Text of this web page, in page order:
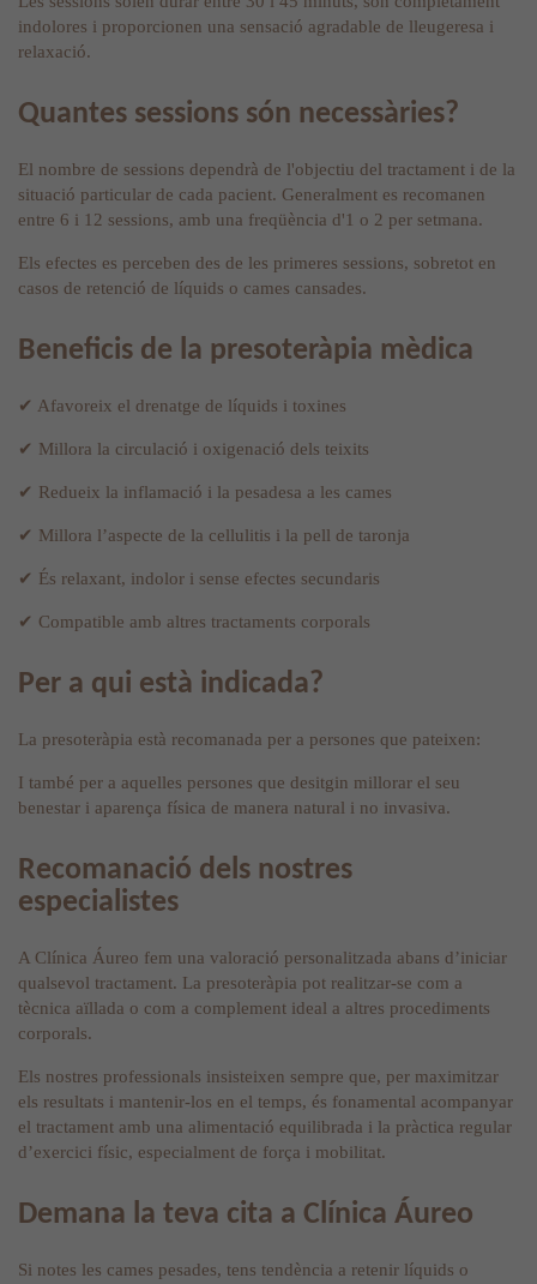
indolores i proporcionen una sensació agradable de lleugeresa i
relaxació.
Quantes sessions són necessàries?
El nombre de sessions dependrà de l'objectiu del tractament i de la
situació particular de cada pacient. Generalment es recomanen
entre 6 i 12 sessions, amb una freqüència d'1 o 2 per setmana.
Els efectes es perceben des de les primeres sessions, sobretot en
casos de retenció de líquids o cames cansades.
Beneficis de la presoteràpia mèdica
✔ Afavoreix el drenatge de líquids i toxines
✔ Millora la circulació i oxigenació dels teixits
✔ Redueix la inflamació i la pesadesa a les cames
✔ Millora l’aspecte de la cellulitis i la pell de taronja
✔ És relaxant, indolor i sense efectes secundaris
✔ Compatible amb altres tractaments corporals
Per a qui està indicada?
La presoteràpia està recomanada per a persones que pateixen:
I també per a aquelles persones que desitgin millorar el seu
benestar i aparença física de manera natural i no invasiva.
Recomanació dels nostres
especialistes
A Clínica Áureo fem una valoració personalitzada abans d’iniciar
qualsevol tractament. La presoteràpia pot realitzar-se com a
tècnica aïllada o com a complement ideal a altres procediments
corporals.
Els nostres professionals insisteixen sempre que, per maximitzar
els resultats i mantenir-los en el temps, és fonamental acompanyar
el tractament amb una alimentació equilibrada i la pràctica regular
d’exercici físic, especialment de força i mobilitat.
Demana la teva cita a Clínica Áureo
Si notes les cames pesades, tens tendència a retenir líquids o